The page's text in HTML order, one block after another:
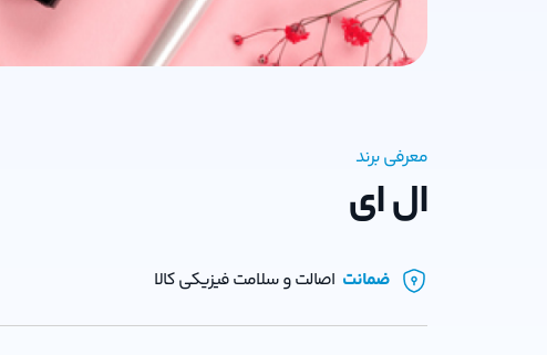
معرفی برند
ال ای
ضمانت اصالت و سلامت فیزیکی کالا